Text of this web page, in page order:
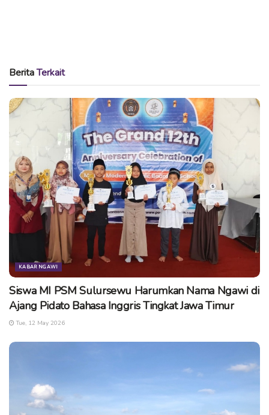
— Untuk Petunjuk Teknis dan Formulir Pendaftaran bisa
downloaddi sini
Silakan menghubungi nomor – nomor berikut ini untuk
pertanyaan lebih lanjut :
085788304240 (WA) – Pin BBM (5ACDFF93)
Monelia :085604577030 (WA) – Pin BBM (D14FB54D)
Tags: futsal ngawi iai ngawi
IAI Ngawi Futsal 2016
kompetisi futsal ngawi
ukm olahraga iai ngawi
BeritaTerkait
KABAR NGAWI
Siswa MI PSM Sulursewu Harumkan Nama Ngawi di
Ajang Pidato Bahasa Inggris Tingkat Jawa Timur
Tue, 12 May 2026